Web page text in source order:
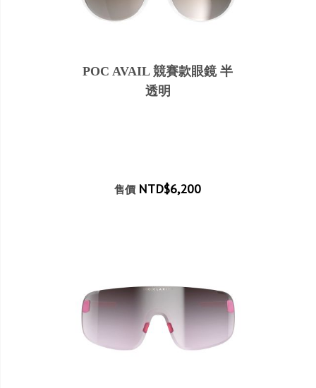
POC AVAIL 競賽款眼鏡 半
透明
售價 NTD$6,200